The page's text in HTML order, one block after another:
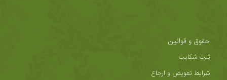
حقوق و قوانین
ثبت شکایت
شرایط تعویض و ارجاع